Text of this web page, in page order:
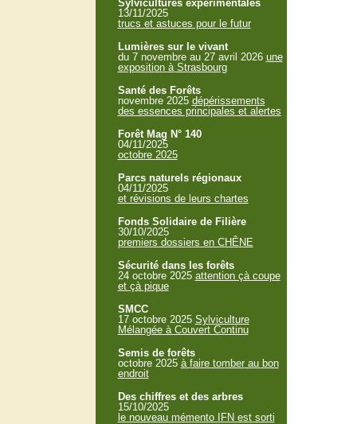
Sylvicultures expérimentales
13/11/2025
trucs et astuces pour le futur
Lumières sur le vivant
du 7 novembre au 27 avril 2026 une
exposition à Strasbourg
Santé des Forêts
novembre 2025 dépérissements
des essences principales et alertes
Forêt Mag N° 140
04/11/2025
octobre 2025
Parcs naturels régionaux
04/11/2025
et révisions de leurs chartes
Fonds Solidaire de Filière
30/10/2025
premiers dossiers en CHÊNE
Sécurité dans les forêts
24 octobre 2025 attention çà coupe
et çà pique
SMCC
17 octobre 2025 Sylviculture
Mélangée à Couvert Continu
Semis de forêts
octobre 2025 à faire tomber au bon
endroit
Des chiffres et des arbres
15/10/2025
le nouveau mémento IFN est sorti